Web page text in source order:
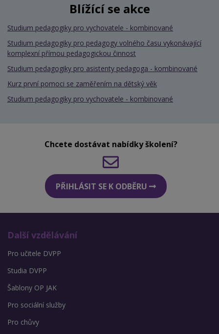
Blížící se akce
Studium pedagogiky pro vychovatele - kombinované
Studium pedagogiky pro pedagogy volného času vykonávající
komplexní přímou pedagogickou činnost
Studium pedagogiky pro asistenty pedagoga - kombinované
Kurz první pomoci se zaměřením na dětský věk
Studium pedagogiky pro vychovatele - kombinované
Chcete dostávat nabídky školení?
PŘIHLÁSIT SE K ODBĚRU
Další vzdělávání
Pro učitele DVPP
Studia DVPP
Šablony OP JAK
Pro sociální služby
Pro chůvy